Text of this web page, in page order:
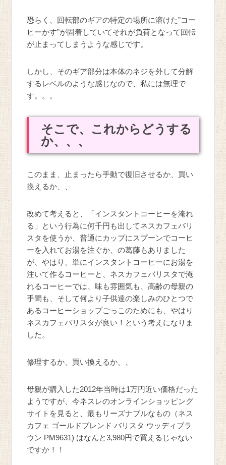
恐らく、回転部のギアの特定の場所に溶けた”コー
ヒーかす”が固着していてそれが負荷となって回転
が止まってしまうような感じです。
しかし、そのギア部分は本体のネジを外して分解
するレベルのような感じなので、私には無理で
す。。。
そこで、これからどうする
か、、、
このまま、止まったら手動で復旧させるか、買い
換えるか、、
改めて考えると、「インスタントコーヒーを淹れ
る」という行為に何千円も出してネスカフェバリ
スタを使うか、普通にカップにスプーンでコーヒ
ーを入れてお湯を注ぐか、の葛藤もありました
が、やはり、単にインスタントコーヒーにお湯を
注いて作るコーヒーと、ネスカフェバリスタで淹
れるコーヒーでは、味も雰囲気も、高齢の母親の
手間も、そして何より子供達の楽しみのひとつで
あるコーヒーショップごっこのためにも、やはり
ネスカフェバリスタが良い！という考えになりま
した。
修理するか、買い換えるか、、
母親が購入した2012年当時は1万円近い価格だった
ようですが、今ネスレのオンラインショッピング
サイトを見ると、最もリーズナブルなもの（ネス
カフェ ゴールドブレンド バリスタ ウッディブラ
ウン PM9631) はなんと3,980円で買えるじゃない
ですか！！